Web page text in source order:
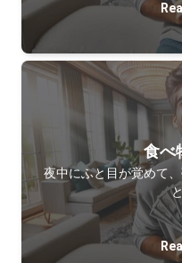
食べ
夜中にふと目が覚めて